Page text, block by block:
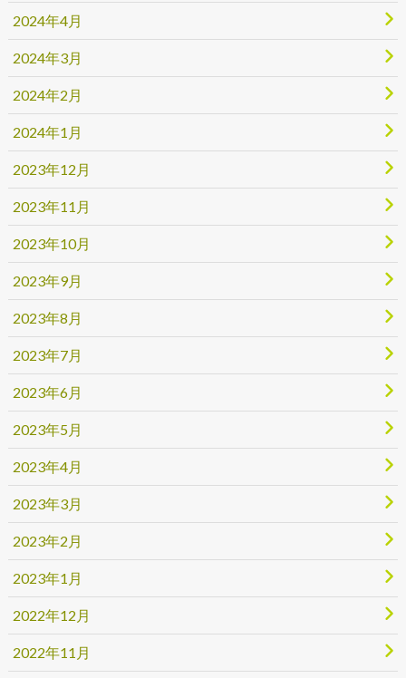
2024年4月
2024年3月
2024年2月
2024年1月
2023年12月
2023年11月
2023年10月
2023年9月
2023年8月
2023年7月
2023年6月
2023年5月
2023年4月
2023年3月
2023年2月
2023年1月
2022年12月
2022年11月